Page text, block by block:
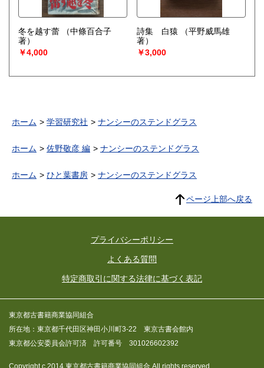
冬を越す蕾
（中條百合子
著）
￥4,000
詩集 白猿
（平野威馬雄
著）
￥3,000
ホーム 学習研究社 ナンシーのステンドグラス
ホーム 佐野敬彦 編 ナンシーのステンドグラス
ホーム ひと葉書房 ナンシーのステンドグラス
ページ上部へ戻る
プライバシーポリシー
よくある質問
特定商取引に関する法律に基づく表記
東京都古書籍商業協同組合
所在地：東京都千代田区神田小川町3-22 東京古書会館内
東京都公安委員会許可済 許可番号 301026602392